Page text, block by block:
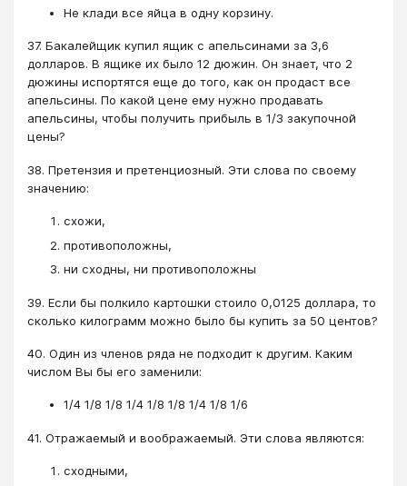
Не клади все яйца в одну корзину.
37. Бакалейщик купил ящик с апельсинами за 3,6
долларов. В ящике их было 12 дюжин. Он знает, что 2
дюжины испортятся еще до того, как он продаст все
апельсины. По какой цене ему нужно продавать
апельсины, чтобы получить прибыль в 1/3 закупочной
цены?
38. Претензия и претенциозный. Эти слова по своему
значению:
схожи,
противоположны,
ни сходны, ни противоположны
39. Если бы полкило картошки стоило 0,0125 доллара, то
сколько килограмм можно было бы купить за 50 центов?
40. Один из членов ряда не подходит к другим. Каким
числом Вы бы его заменили:
1/4 1/8 1/8 1/4 1/8 1/8 1/4 1/8 1/6
41. Отражаемый и воображаемый. Эти слова являются:
сходными,